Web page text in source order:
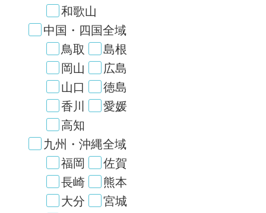
和歌山
中国・四国全域
鳥取
島根
岡山
広島
山口
徳島
香川
愛媛
高知
九州・沖縄全域
福岡
佐賀
長崎
熊本
大分
宮城